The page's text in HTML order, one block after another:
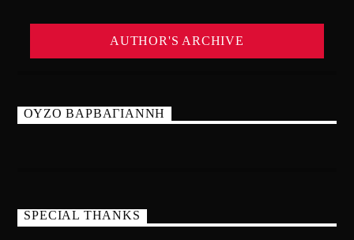
AUTHOR'S ARCHIVE
ΟΥΖΟ ΒΑΡΒΑΓΙΑΝΝΗ
SPECIAL THANKS